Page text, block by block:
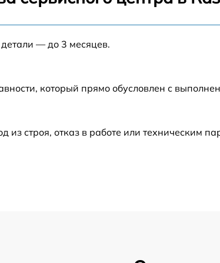
— до 3 месяцев.
который прямо обусловлен с
строя, отказ в работе или техническим